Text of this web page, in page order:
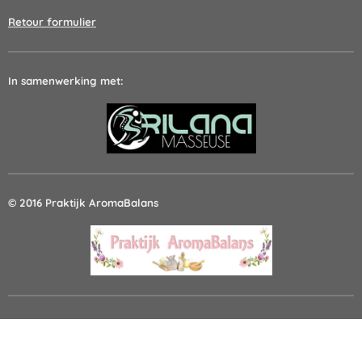
Retour formulier
In samenwerking met:
© 2016 Praktijk AromaBalans